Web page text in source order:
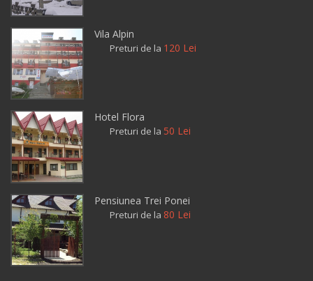
Vila Alpin
Preturi de la 120 Lei
Hotel Flora
Preturi de la 50 Lei
Pensiunea Trei Ponei
Preturi de la 80 Lei